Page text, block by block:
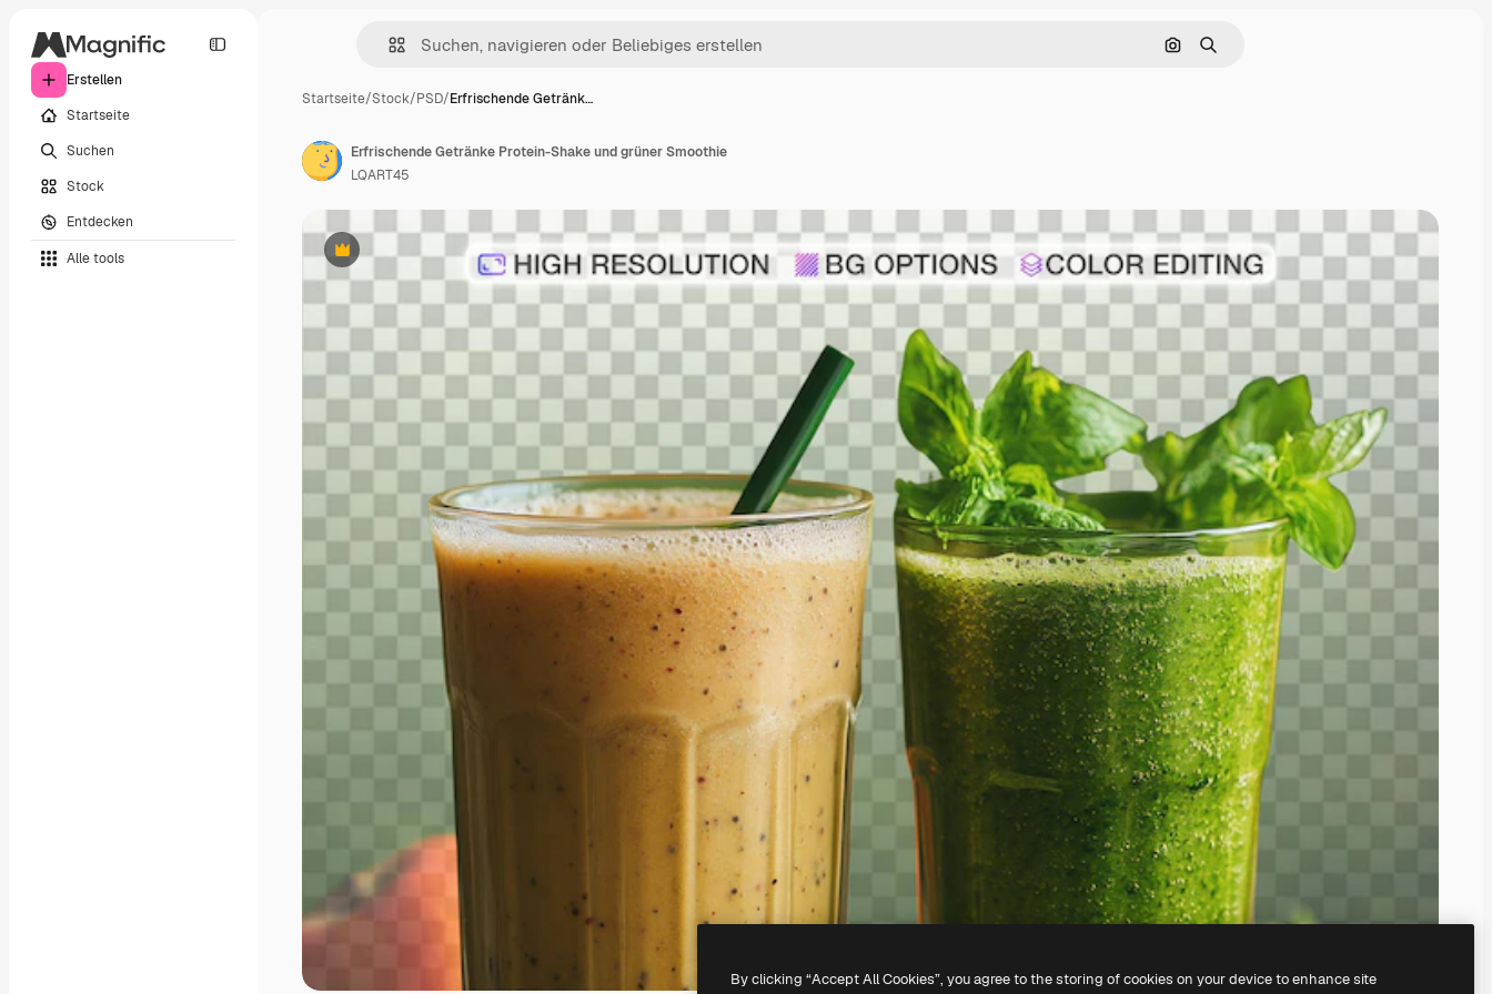
Erstellen
Startseite
Suchen
Stock
Entdecken
Alle tools
Nach Bild suchen
Suchen
Startseite/Stock/PSD/Erfrischende Getränk…
Premium
Erfrischende Getränke Protein-Shake und grüner Smoothie
LQART45
By clicking “Accept All Cookies”, you agree to the storing of cookies on your device to enhance site